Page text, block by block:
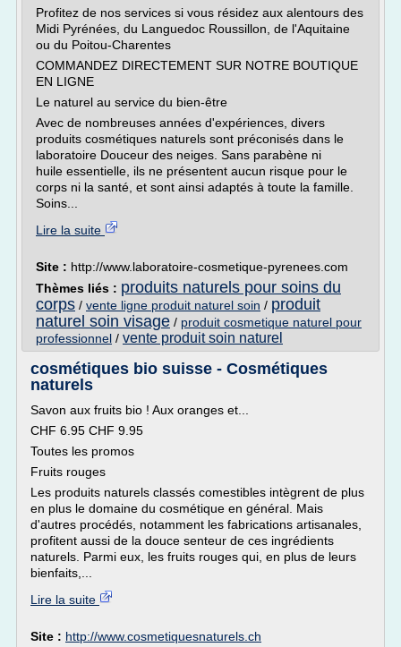
Profitez de nos services si vous résidez aux alentours des
Midi Pyrénées, du Languedoc Roussillon, de l'Aquitaine
ou du Poitou-Charentes
COMMANDEZ DIRECTEMENT SUR NOTRE BOUTIQUE
EN LIGNE
Le naturel au service du bien-être
Avec de nombreuses années d'expériences, divers
produits cosmétiques naturels sont préconisés dans le
laboratoire Douceur des neiges. Sans parabène ni
huile essentielle, ils ne présentent aucun risque pour le
corps ni la santé, et sont ainsi adaptés à toute la famille.
Soins...
Lire la suite
Site : http://www.laboratoire-cosmetique-pyrenees.com
Thèmes liés : produits naturels pour soins du
corps / vente ligne produit naturel soin / produit
naturel soin visage / produit cosmetique naturel pour
professionnel / vente produit soin naturel
cosmétiques bio suisse - Cosmétiques
naturels
Savon aux fruits bio ! Aux oranges et...
CHF 6.95 CHF 9.95
Toutes les promos
Fruits rouges
Les produits naturels classés comestibles intègrent de plus
en plus le domaine du cosmétique en général. Mais
d'autres procédés, notamment les fabrications artisanales,
profitent aussi de la douce senteur de ces ingrédients
naturels. Parmi eux, les fruits rouges qui, en plus de leurs
bienfaits,...
Lire la suite
Site : http://www.cosmetiquesnaturels.ch